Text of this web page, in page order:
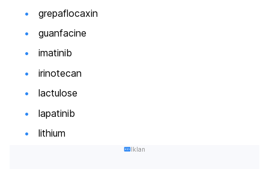
grepaflocaxin
guanfacine
imatinib
irinotecan
lactulose
lapatinib
lithium
Iklan